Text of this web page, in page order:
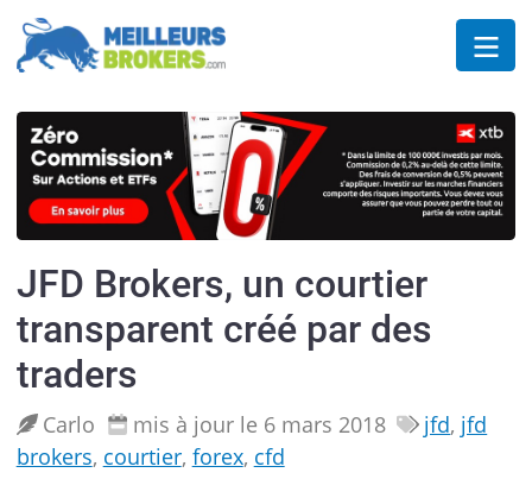
JFD Brokers, un courtier
transparent créé par des
traders
Carlo mis à jour le 6 mars 2018 jfd, jfd
brokers, courtier, forex, cfd